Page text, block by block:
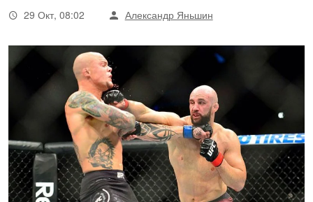
29 Окт, 08:02 Александр Яньшин